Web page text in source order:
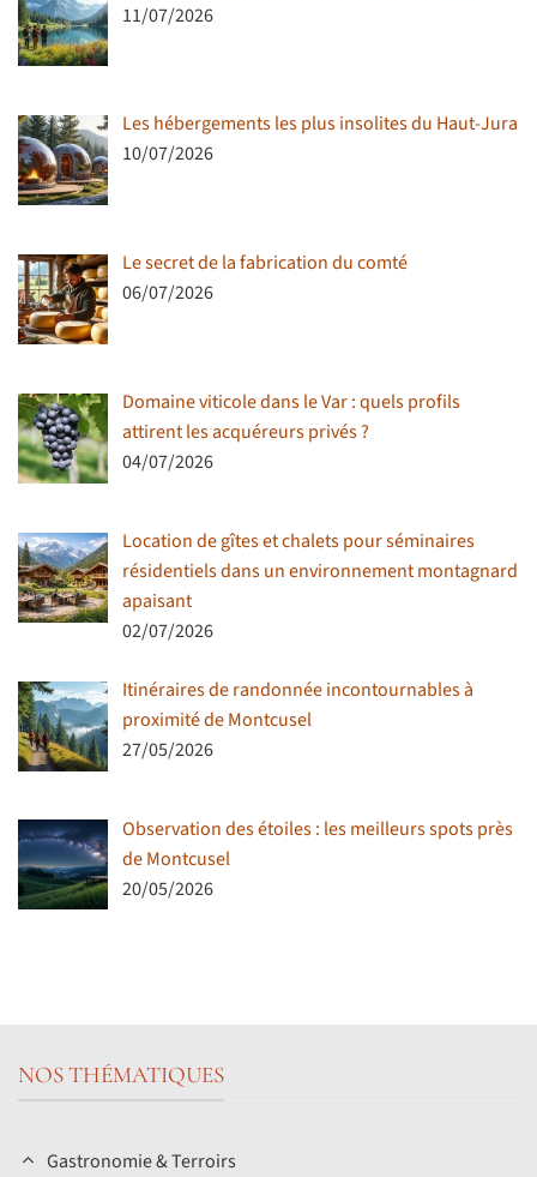
11/07/2026
Les hébergements les plus insolites du Haut-Jura
10/07/2026
Le secret de la fabrication du comté
06/07/2026
Domaine viticole dans le Var : quels profils
attirent les acquéreurs privés ?
04/07/2026
Location de gîtes et chalets pour séminaires
résidentiels dans un environnement montagnard
apaisant
02/07/2026
Itinéraires de randonnée incontournables à
proximité de Montcusel
27/05/2026
Observation des étoiles : les meilleurs spots près
de Montcusel
20/05/2026
NOS THÉMATIQUES
Gastronomie & Terroirs